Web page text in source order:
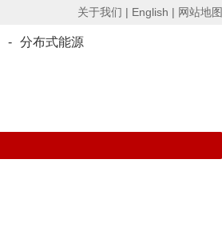
关于我们 | English | 网站地图
- 分布式能源